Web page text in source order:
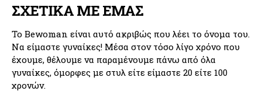
ΣΧΕΤΙΚΑ ΜΕ ΕΜΑΣ
Το Bewoman είναι αυτό ακριβώς που λέει το όνομα του.
Να είμαστε γυναίκες! Μέσα στον τόσο λίγο χρόνο που
έχουμε, θέλουμε να παραμένουμε πάνω από όλα
γυναίκες, όμορφες με στυλ είτε είμαστε 20 είτε 100
χρονών.